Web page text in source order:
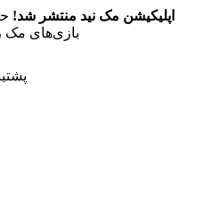
اپلیکیشن مک نید منتشر شد!
بازی‌های مک